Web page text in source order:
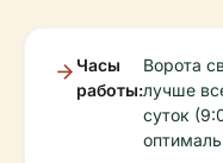
Часы
работы:
Ворота
лучше
суток